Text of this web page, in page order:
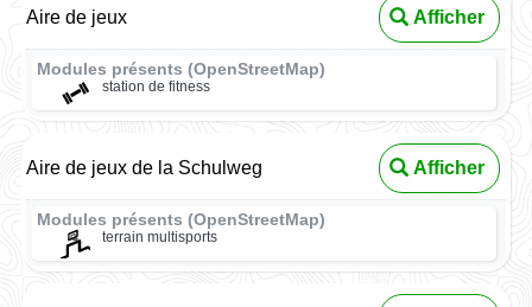
Aire de jeux Afficher
Modules présents (OpenStreetMap)
station de fitness
Aire de jeux de la Schulweg Afficher
Modules présents (OpenStreetMap)
terrain multisports